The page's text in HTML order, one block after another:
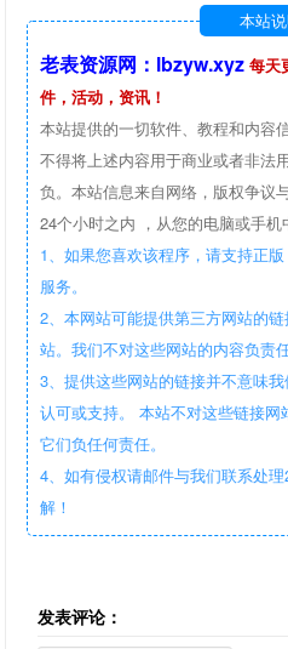
本站
老表资源网：lbzyw.xyz 每天
件，活动，资讯！
本站提供的一切软件、教程和内容
不得将上述内容用于商业或者非法
负。本站信息来自网络，版权争议
24个小时之内 ，从您的电脑或手机
1、如果您喜欢该程序，请支持正
服务。
2、本网站可能提供第三方网站的
站。我们不对这些网站的内容负责任
3、提供这些网站的链接并不意味
认可或支持。 本站不对这些链接
它们负任何责任。
4、如有侵权请邮件与我们联系处
解！
发表评论：